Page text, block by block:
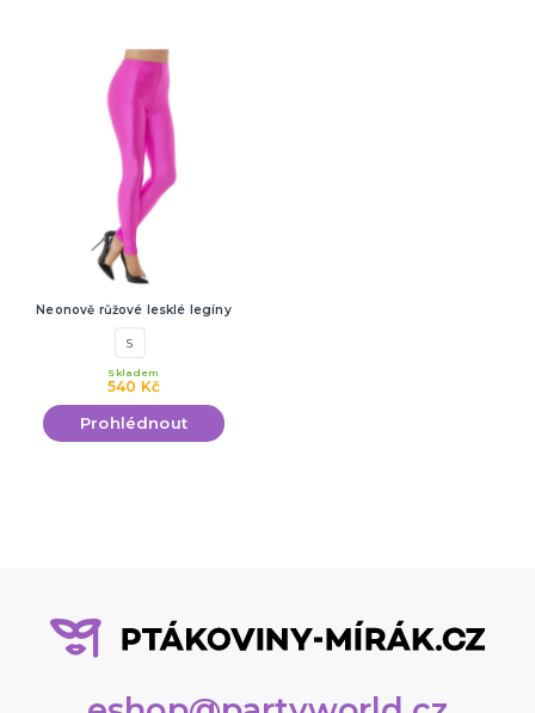
Neonově růžové lesklé legíny
S
540 Kč
Skladem
Prohlédnout